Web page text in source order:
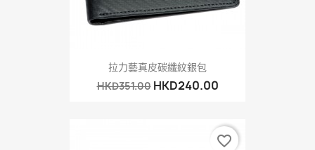
拉力藝真皮碳纖紋銀包
HKD351.00 HKD240.00
favorite_border